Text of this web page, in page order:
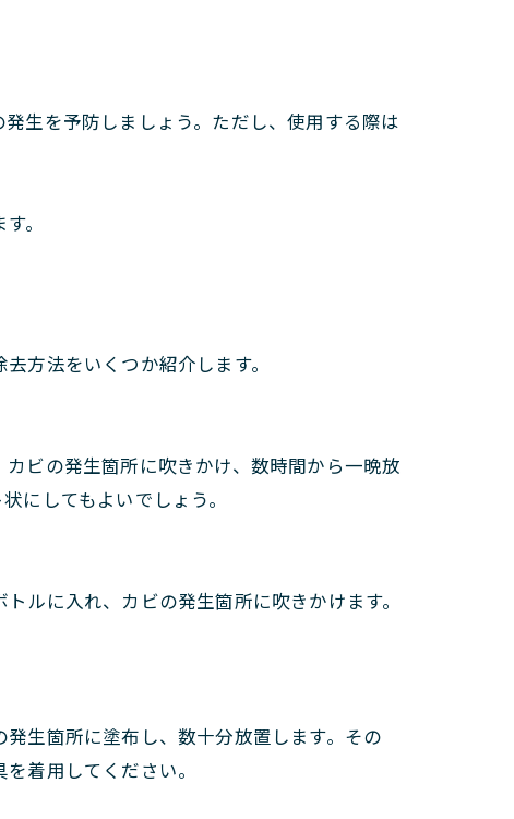
生を予防しましょう。ただし、使用する際は
。
方法をいくつか紹介します。
ビの発生箇所に吹きかけ、数時間から一晩放
にしてもよいでしょう。
ルに入れ、カビの発生箇所に吹きかけます。
生箇所に塗布し、数十分放置します。その
着用してください。